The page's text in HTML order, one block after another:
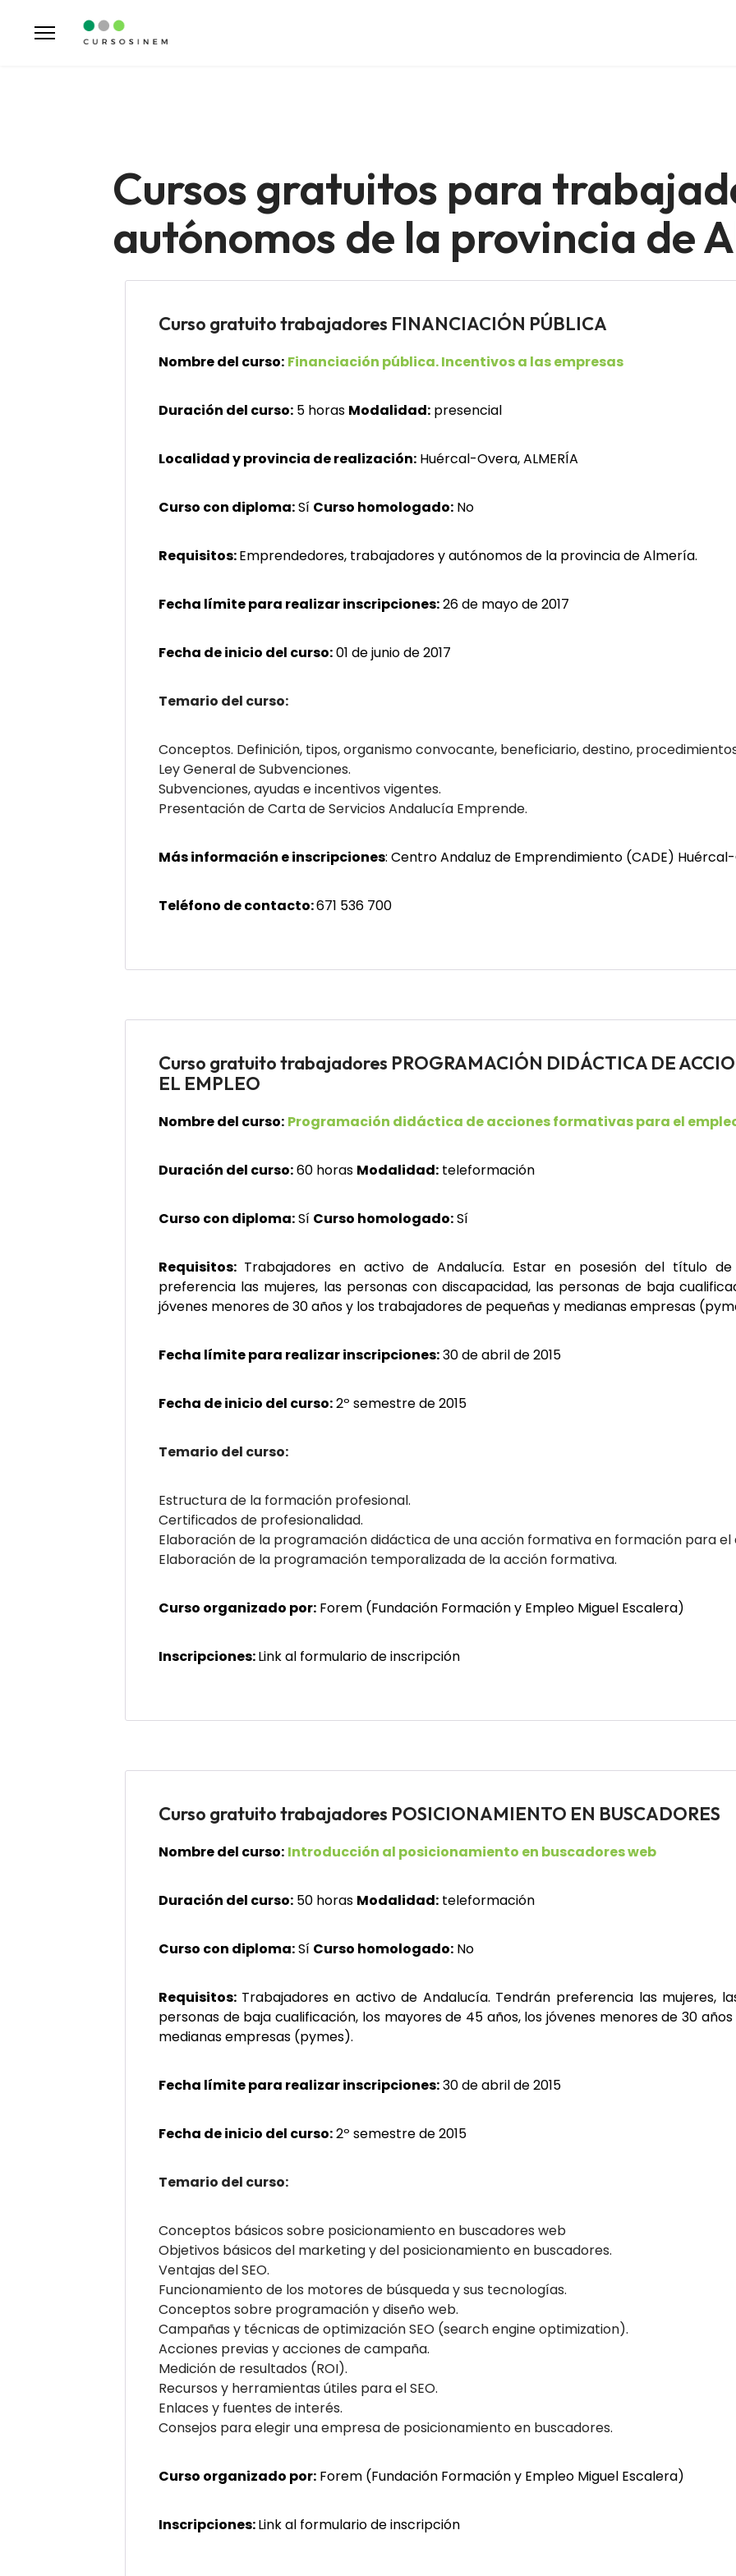
Cursos gratuitos para
autónomos de la provincia de
Curso gratuito trabajadores FINANCIACIÓN PÚBLICA
Nombre del curso: Financiación pública. Incentivos a las empresas
Duración del curso: 5 horas Modalidad: presencial
Localidad y provincia de realización: Huércal-Overa, ALMERÍA
Curso con diploma:Sí Curso homologado: No
Requisitos:Emprendedores, trabajadores y autónomos de la provincia de Almería.
Fecha límite para realizar inscripciones:26 de mayo de 2017
Fecha de inicio del curso:01 de junio de 2017
Temario del curso:
Conceptos. Definición, tipos, organismo convocante, beneficiario, destino,
Ley General de Subvenciones.
Subvenciones, ayudas e incentivos vigentes.
Presentación de Carta de Servicios Andalucía Emprende.
Más información e inscripciones: Centro Andaluz de Emprendimiento (CADE)
Teléfono de contacto:671 536 700
Curso gratuito trabajadores PROGRAMACIÓN DIDÁCTICA DE
EL EMPLEO
Nombre del curso: Programación didáctica de acciones formativas para el
Duración del curso:60 horas Modalidad: teleformación
Curso con diploma:Sí Curso homologado:Sí
Requisitos: Trabajadores en activo de Andalucía. Estar en posesión del título
preferencia las mujeres, las personas con discapacidad, las personas de baja
jóvenes menores de 30 años y los trabajadores de pequeñas y medianas empresas
Fecha límite para realizar inscripciones:30 de abril de 2015
Fecha de inicio del curso:2º semestre de 2015
Temario del curso:
Estructura de la formación profesional.
Certificados de profesionalidad.
Elaboración de la programación didáctica de una acción formativa en formación para el
Elaboración de la programación temporalizada de la acción formativa.
Curso organizado por: Forem (Fundación Formación y Empleo Miguel Escalera)
Inscripciones:Link al formulario de inscripción
Curso gratuito trabajadores POSICIONAMIENTO EN BUSCADORES
Nombre del curso: Introducción al posicionamiento en buscadores web
Duración del curso: 50 horas Modalidad: teleformación
Curso con diploma:Sí Curso homologado: No
Requisitos: Trabajadores en activo de Andalucía. Tendrán preferencia las mujeres,
personas de baja cualificación, los mayores de 45 años, los jóvenes menores de 30
medianas empresas (pymes).
Fecha límite para realizar inscripciones:30 de abril de 2015
Fecha de inicio del curso:2º semestre de 2015
Temario del curso:
Conceptos básicos sobre posicionamiento en buscadores web
Objetivos básicos del marketing y del posicionamiento en buscadores.
Ventajas del SEO.
Funcionamiento de los motores de búsqueda y sus tecnologías.
Conceptos sobre programación y diseño web.
Campañas y técnicas de optimización SEO (search engine optimization).
Acciones previas y acciones de campaña.
Medición de resultados (ROI).
Recursos y herramientas útiles para el SEO.
Enlaces y fuentes de interés.
Consejos para elegir una empresa de posicionamiento en buscadores.
Curso organizado por: Forem (Fundación Formación y Empleo Miguel Escalera)
Inscripciones:Link al formulario de inscripción